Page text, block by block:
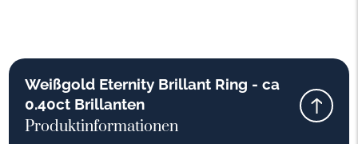
Weißgold Eternity Brillant Ring - ca
0.40ct Brillanten
Produktinformationen